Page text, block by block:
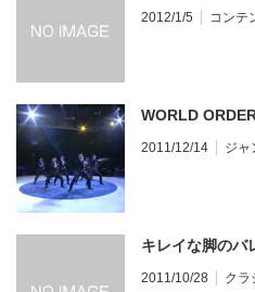
2012/1/5 コンテ
WORLD
2011/12/14 ジャ
キレイな脚のバ
2011/10/28 クラ